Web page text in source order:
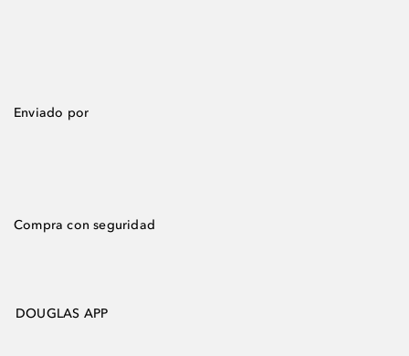
Enviado por
Compra con seguridad
DOUGLAS APP